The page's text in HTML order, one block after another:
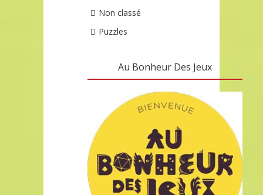
Non classé
Puzzles
Au Bonheur Des Jeux